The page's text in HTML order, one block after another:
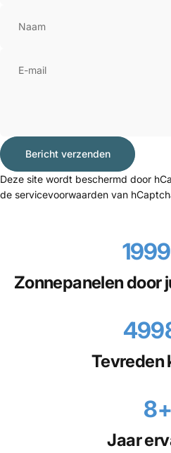
Naam
E-mail
Bericht
Bericht verzenden
Bericht verzenden
Deze site wordt beschermd door
de servicevoorwaarden van
Zonnepanelen door
Tevreden
8+
Jaar